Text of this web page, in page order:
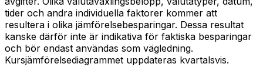
tider och andra individuella faktorer kommer att
resultera i olika jämförelsebesparingar. Dessa resultat
kanske därför inte är indikativa för faktiska besparingar
och bör endast användas som vägledning.
Kursjämförelsediagrammet uppdateras kvartalsvis.